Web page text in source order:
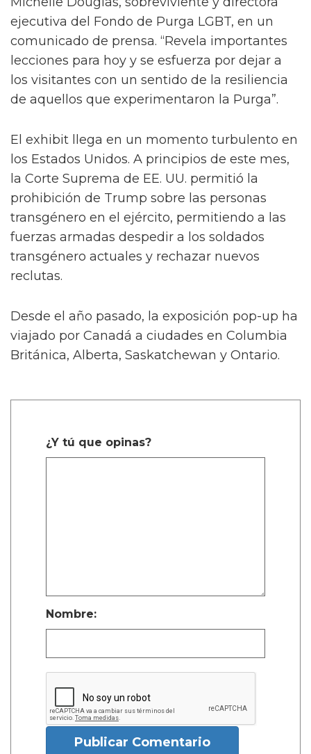
ejecutiva del Fondo de Purga LGBT, en un
comunicado de prensa. “Revela importantes
lecciones para hoy y se esfuerza por dejar a
los visitantes con un sentido de la resiliencia
de aquellos que experimentaron la Purga”.
El exhibit llega en un momento turbulento en
los Estados Unidos. A principios de este mes,
la Corte Suprema de EE. UU. permitió la
prohibición de Trump sobre las personas
transgénero en el ejército, permitiendo a las
fuerzas armadas despedir a los soldados
transgénero actuales y rechazar nuevos
reclutas.
Desde el año pasado, la exposición pop-up ha
viajado por Canadá a ciudades en Columbia
Británica, Alberta, Saskatchewan y Ontario.
¿Y tú que opinas?
Nombre:
Publicar Comentario